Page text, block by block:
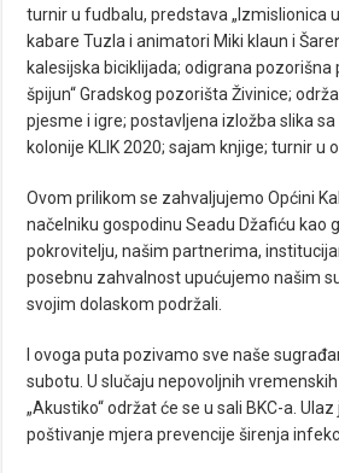
turnir u fudbalu, predstava „Izmislionica
kabare Tuzla i animatori Miki klaun i
kalesijska biciklijada; odigrana pozorišna
špijun“ Gradskog pozorišta Živinice;
pjesme i igre; postavljena izložba slika sa
kolonije KLIK 2020; sajam knjige; turnir u
Ovom prilikom se zahvaljujemo Općini
načelniku gospodinu Seadu Džafiću kao
pokrovitelju, našim partnerima,
posebnu zahvalnost upućujemo našim
svojim dolaskom podržali.
I ovoga puta pozivamo sve naše
subotu. U slučaju nepovoljnih
„Akustiko“ održat će se u sali BKC-a.
poštivanje mjera prevencije širenja